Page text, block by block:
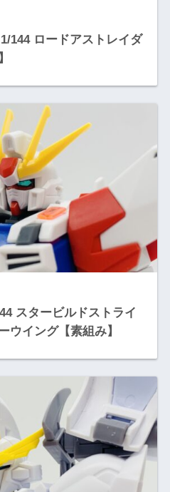
144 ロードアストレイダ
スタービルドストライ
ウイング【素組み】